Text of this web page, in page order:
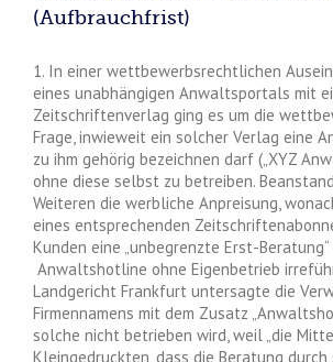
(Aufbrauchfrist)
1. In einer wettbewerbsrechtlichen
eines unabhängigen Anwaltsportals mit
Zeitschriftenverlag ging es um die
Frage, inwieweit ein solcher Verlag eine
zu ihm gehörig bezeichnen darf („XYZ
ohne diese selbst zu betreiben.
Weiteren die werbliche Anpreisung,
eines entsprechenden
Kunden eine „unbegrenzte Erst-
Anwaltshotline ohne Eigenbetrieb
Landgericht Frankfurt untersagte die
Firmennamens mit dem Zusatz
solche nicht betrieben wird, weil „die
Kleingedruckten, dass die Beratung